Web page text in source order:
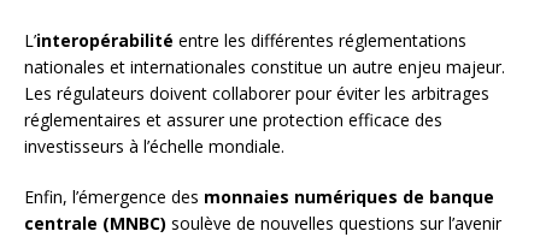
L’interopérabilité entre les différentes réglementations
nationales et internationales constitue un autre enjeu majeur.
Les régulateurs doivent collaborer pour éviter les arbitrages
réglementaires et assurer une protection efficace des
investisseurs à l’échelle mondiale.
Enfin, l’émergence des monnaies numériques de banque
centrale (MNBC) soulève de nouvelles questions sur l’avenir